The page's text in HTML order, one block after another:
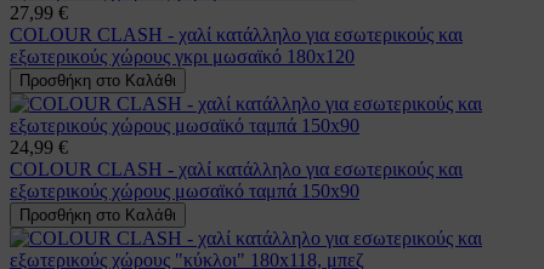
27,99 €
COLOUR CLASH - χαλί κατάλληλο για εσωτερικούς και
εξωτερικούς χώρους γκρι μωσαϊκό 180x120
Προσθήκη στο Καλάθι
24,99 €
COLOUR CLASH - χαλί κατάλληλο για εσωτερικούς και
εξωτερικούς χώρους μωσαϊκό ταμπά 150x90
Προσθήκη στο Καλάθι